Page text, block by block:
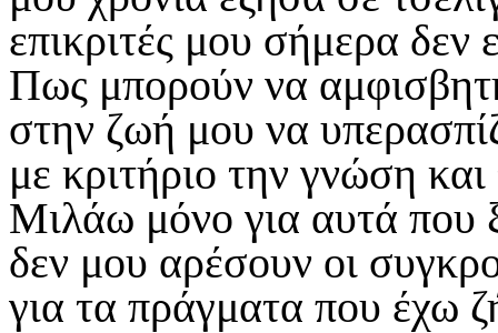
επικριτές μου σήμερα δεν
Πως μπορούν να
στην ζωή μου να
με κριτήριο την γνώση
Μιλάω μόνο για αυτά που
δεν μου αρέσουν οι
για τα πράγματα που έχω